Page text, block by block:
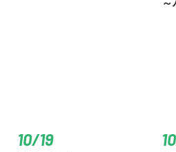
10/19